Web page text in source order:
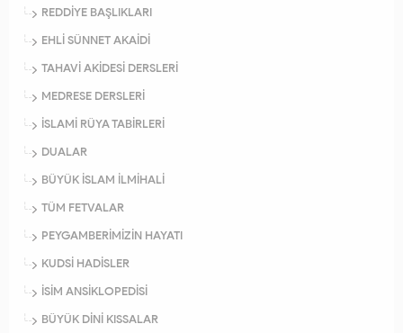
REDDİYE BAŞLIKLARI
EHLİ SÜNNET AKAİDİ
TAHAVİ AKİDESİ DERSLERİ
MEDRESE DERSLERİ
İSLAMİ RÜYA TABİRLERİ
DUALAR
BÜYÜK İSLAM İLMİHALİ
TÜM FETVALAR
PEYGAMBERİMİZİN HAYATI
KUDSİ HADİSLER
İSİM ANSİKLOPEDİSİ
BÜYÜK DİNİ KISSALAR